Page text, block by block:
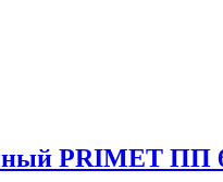
PRIMET ПП